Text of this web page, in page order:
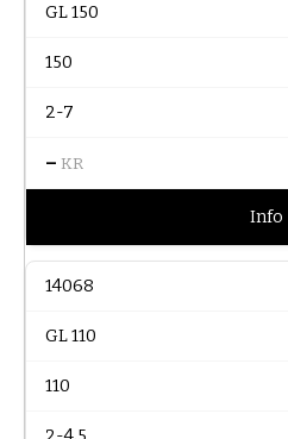
GL 150
150
2-7
– KR
Info
14068
GL 110
110